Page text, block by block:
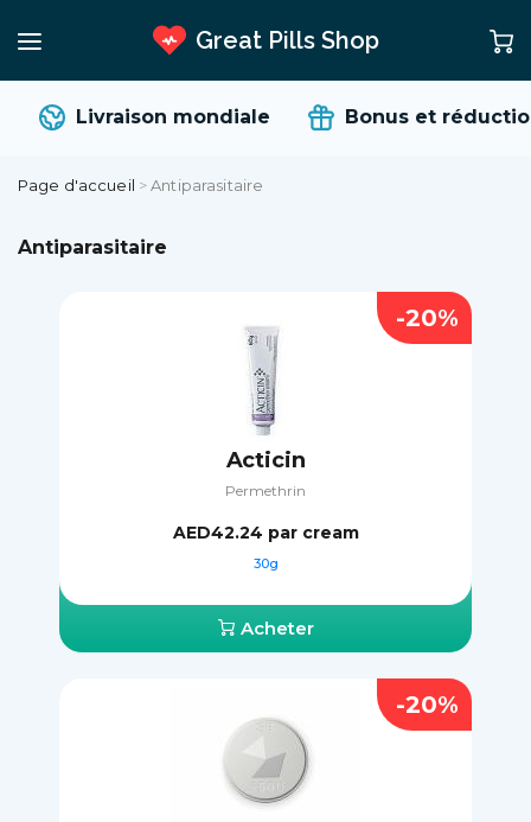
Great Pills Shop
Livraison mondiale Bonus et
Page d'accueil >Antiparasitaire
Antiparasitaire
Acticin
Permethrin
AED42.24 par cream
30g
Acheter
-20%
-20%